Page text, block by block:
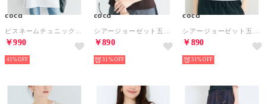
coca
￥990
41%
coca
￥890
31%
coca
￥890
31%